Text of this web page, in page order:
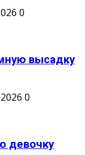
0
высадку
0
девочку